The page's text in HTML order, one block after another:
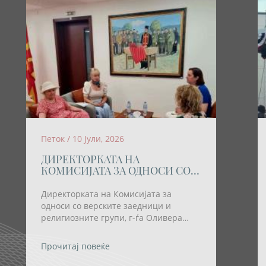
Петок / 10 Јули, 2026
ДИРЕКТОРКАТА НА
КОМИСИЈАТА ЗА ОДНОСИ СО
РЕЛИГИОЗНИТЕ ГРУПИ
ОСТВАРИ РАБОТНА СРЕДБА СО
ПРЕТСТАВНИЧКИ НА
ХРВАТСКАТА ЗАЕДНИЦА
Директорката на Комисијата за
односи со верските заедници и
религиозните групи, г-ѓа Оливера
средба со претставнички на
Хрватската заедница во нашата земја,
Прочитај повеќе